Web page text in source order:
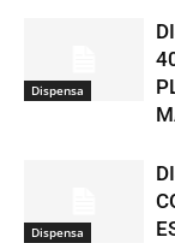
Dispensa
Dispensa